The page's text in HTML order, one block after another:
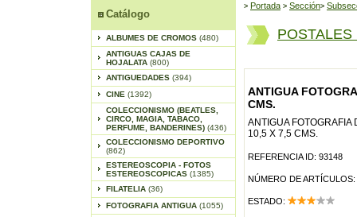
Catálogo
ALBUMES DE CROMOS (480)
ANTIGUAS CAJAS DE
HOJALATA (800)
ANTIGUEDADES (394)
CINE (1392)
COLECCIONISMO (BEATLES,
CIRCO, MAGIA, TABACO,
PERFUME, BANDERINES) (436)
COLECCIONISMO DEPORTIVO
(862)
ESTEREOSCOPIA - FOTOS
ESTEREOSCOPICAS (1385)
FILATELIA (36)
FOTOGRAFIA ANTIGUA (1055)
> Portada > Sección>
POSTALES
ANTIGUA
CMS.
ANTIGUA FOTOGRAFIA
10,5 X 7,5 CMS.
REFERENCIA ID: 93148
NÚMERO DE ARTÍCULOS:
ESTADO: